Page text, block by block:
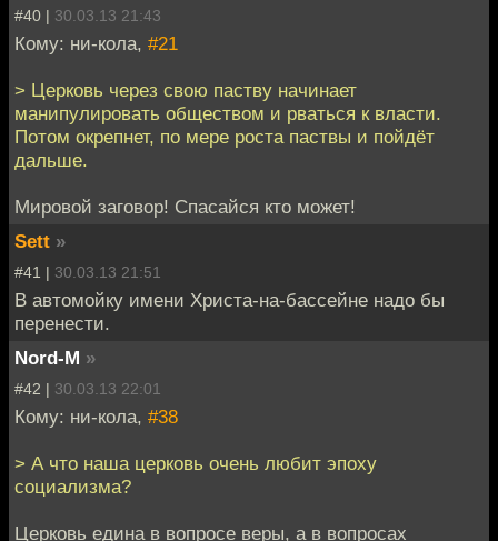
#40 | 30.03.13 21:43
Кому: ни-кола, #21
> Церковь через свою паству начинает
манипулировать обществом и рваться к власти.
Потом окрепнет, по мере роста паствы и пойдёт
дальше.
Мировой заговор! Спасайся кто может!
Sett »
#41 | 30.03.13 21:51
В автомойку имени Христа-на-бассейне надо бы
перенести.
Nord-M »
#42 | 30.03.13 22:01
Кому: ни-кола, #38
> А что наша церковь очень любит эпоху
социализма?
Церковь едина в вопросе веры, а в вопросах